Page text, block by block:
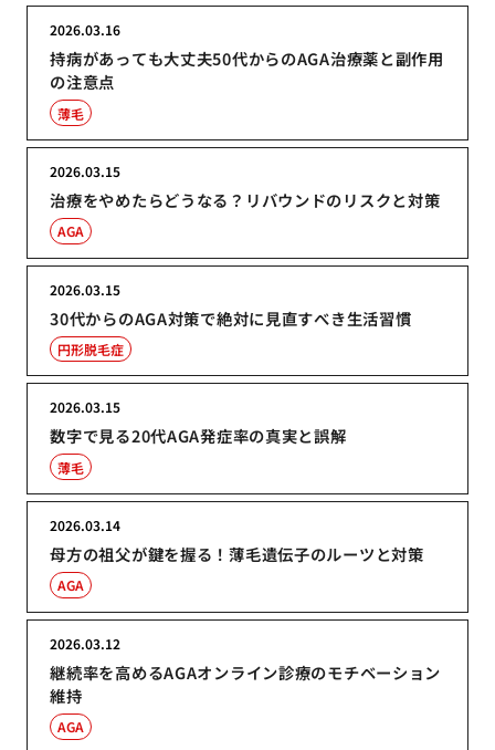
持病があっても大丈夫50代からのAGA治療薬と副作用
の注意点
2026.03.16
薄毛
治療をやめたらどうなる？リバウンドのリスクと対策
2026.03.15
AGA
30代からのAGA対策で絶対に見直すべき生活習慣
2026.03.15
円形脱毛症
数字で見る20代AGA発症率の真実と誤解
2026.03.15
薄毛
母方の祖父が鍵を握る！薄毛遺伝子のルーツと対策
2026.03.14
AGA
継続率を高めるAGAオンライン診療のモチベーション
維持
2026.03.12
AGA